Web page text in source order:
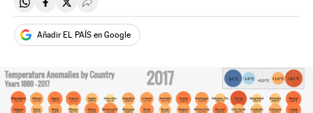
Compartir en Whatsapp
Compartir en Facebook
Compartir en Twitter
Desplegar Redes Sociales
Añadir EL PAÍS en Google